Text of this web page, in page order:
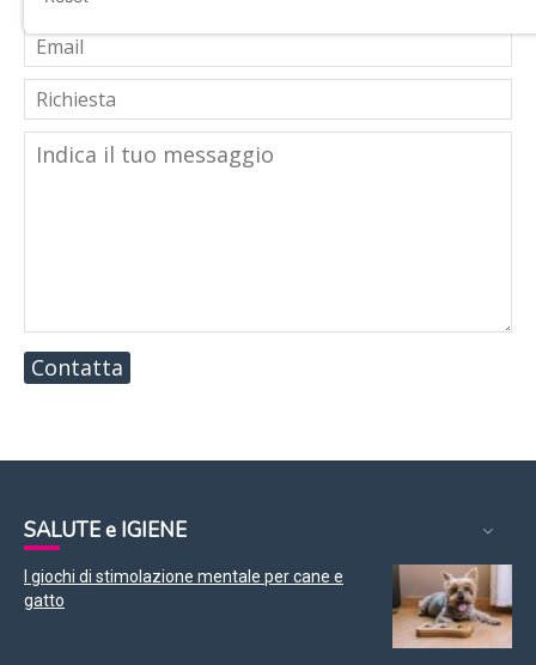
Contatta
SALUTE e IGIENE
I giochi di stimolazione mentale per cane e
gatto